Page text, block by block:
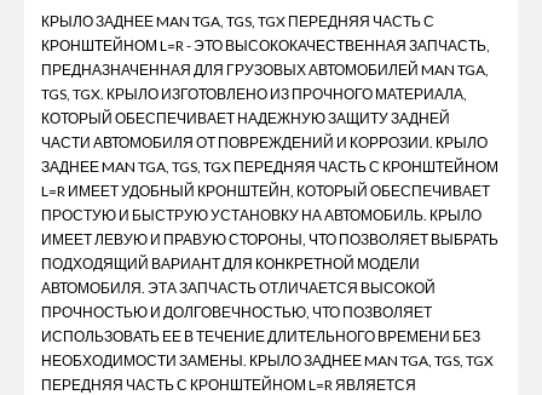
КРЫЛО ЗАДНЕЕ MAN TGA, TGS, TGX ПЕРЕДНЯЯ ЧАСТЬ С
КРОНШТЕЙНОМ L=R - ЭТО ВЫСОКОКАЧЕСТВЕННАЯ ЗАПЧАСТЬ,
ПРЕДНАЗНАЧЕННАЯ ДЛЯ ГРУЗОВЫХ АВТОМОБИЛЕЙ MAN TGA,
TGS, TGX. КРЫЛО ИЗГОТОВЛЕНО ИЗ ПРОЧНОГО МАТЕРИАЛА,
КОТОРЫЙ ОБЕСПЕЧИВАЕТ НАДЕЖНУЮ ЗАЩИТУ ЗАДНЕЙ
ЧАСТИ АВТОМОБИЛЯ ОТ ПОВРЕЖДЕНИЙ И КОРРОЗИИ. КРЫЛО
ЗАДНЕЕ MAN TGA, TGS, TGX ПЕРЕДНЯЯ ЧАСТЬ С КРОНШТЕЙНОМ
L=R ИМЕЕТ УДОБНЫЙ КРОНШТЕЙН, КОТОРЫЙ ОБЕСПЕЧИВАЕТ
ПРОСТУЮ И БЫСТРУЮ УСТАНОВКУ НА АВТОМОБИЛЬ. КРЫЛО
ИМЕЕТ ЛЕВУЮ И ПРАВУЮ СТОРОНЫ, ЧТО ПОЗВОЛЯЕТ ВЫБРАТЬ
ПОДХОДЯЩИЙ ВАРИАНТ ДЛЯ КОНКРЕТНОЙ МОДЕЛИ
АВТОМОБИЛЯ. ЭТА ЗАПЧАСТЬ ОТЛИЧАЕТСЯ ВЫСОКОЙ
ПРОЧНОСТЬЮ И ДОЛГОВЕЧНОСТЬЮ, ЧТО ПОЗВОЛЯЕТ
ИСПОЛЬЗОВАТЬ ЕЕ В ТЕЧЕНИЕ ДЛИТЕЛЬНОГО ВРЕМЕНИ БЕЗ
НЕОБХОДИМОСТИ ЗАМЕНЫ. КРЫЛО ЗАДНЕЕ MAN TGA, TGS, TGX
ПЕРЕДНЯЯ ЧАСТЬ С КРОНШТЕЙНОМ L=R ЯВЛЯЕТСЯ